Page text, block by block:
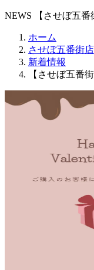
NEWS 【させぼ五
ホーム
させぼ五番街店
新着情報
【させぼ五番